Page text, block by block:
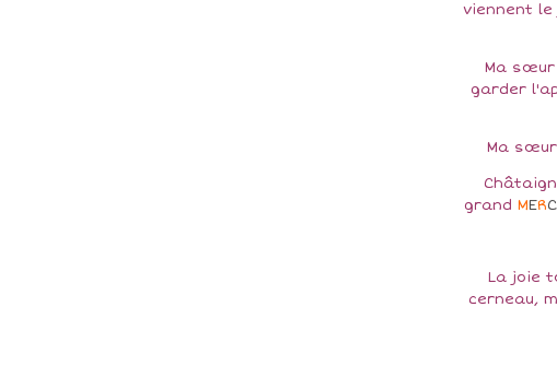
viennent
Ma sœur
garder
Ma
grand MERC
La joie
cerneau,